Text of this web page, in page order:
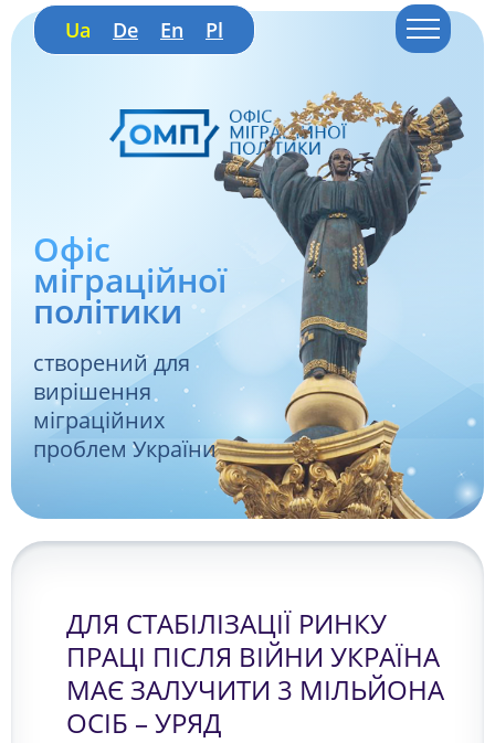
Ua De En Pl
Офіс
міграційної
політики
створений для
вирішення
міграційних
проблем України
ДЛЯ СТАБІЛІЗАЦІЇ РИНКУ
ПРАЦІ ПІСЛЯ ВІЙНИ УКРАЇНА
МАЄ ЗАЛУЧИТИ 3 МІЛЬЙОНА
ОСІБ – УРЯД